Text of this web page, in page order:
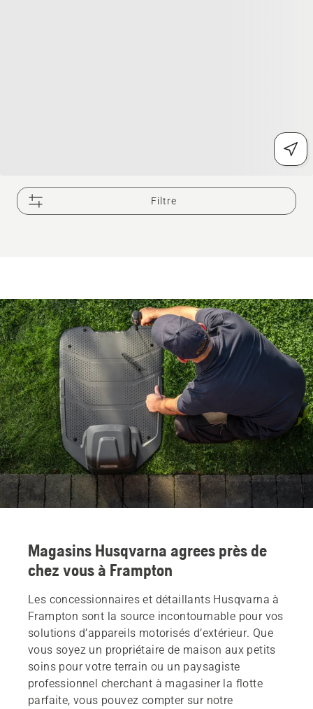
Filtre
Magasins Husqvarna agrees près de
chez vous à Frampton
Les concessionnaires et détaillants Husqvarna à
Frampton sont la source incontournable pour vos
solutions d’appareils motorisés d’extérieur. Que
vous soyez un propriétaire de maison aux petits
soins pour votre terrain ou un paysagiste
professionnel cherchant à magasiner la flotte
parfaite, vous pouvez compter sur notre